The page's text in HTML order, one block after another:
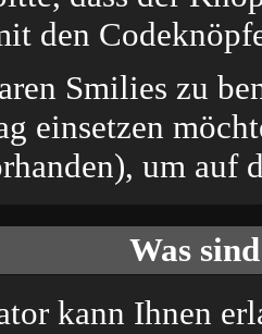
den
Smilies zu
einsetzen
um auf
Was
kann Ihnen